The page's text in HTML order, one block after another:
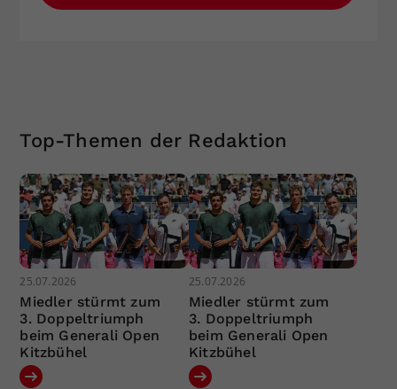
Top-Themen der Redaktion
25.07.2026
Miedler stürmt zum
3. Doppeltriumph
beim Generali Open
Kitzbühel
25.07.2026
Miedler stürmt zum
3. Doppeltriumph
beim Generali Open
Kitzbühel